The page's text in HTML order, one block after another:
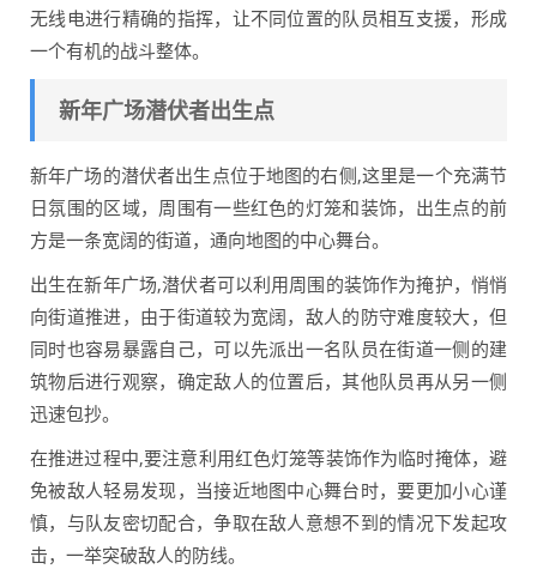
无线电进行精确的指挥，让不同位置的队员相互支援，形成
一个有机的战斗整体。
新年广场潜伏者出生点
新年广场的潜伏者出生点位于地图的右侧,这里是一个充满节
日氛围的区域，周围有一些红色的灯笼和装饰，出生点的前
方是一条宽阔的街道，通向地图的中心舞台。
出生在新年广场,潜伏者可以利用周围的装饰作为掩护，悄悄
向街道推进，由于街道较为宽阔，敌人的防守难度较大，但
同时也容易暴露自己，可以先派出一名队员在街道一侧的建
筑物后进行观察，确定敌人的位置后，其他队员再从另一侧
迅速包抄。
在推进过程中,要注意利用红色灯笼等装饰作为临时掩体，避
免被敌人轻易发现，当接近地图中心舞台时，要更加小心谨
慎，与队友密切配合，争取在敌人意想不到的情况下发起攻
击，一举突破敌人的防线。